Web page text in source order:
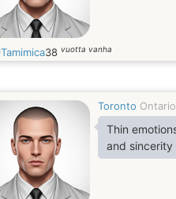
Tamimica38 vuotta vanha
Toronto Ontario
Thin
and